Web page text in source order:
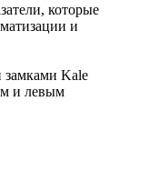
которые
и
замками Kale
и левым